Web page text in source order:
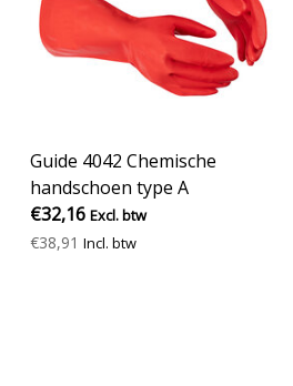
Guide 4042 Chemische
handschoen type A
€32,16 Excl. btw
€38,91 Incl. btw